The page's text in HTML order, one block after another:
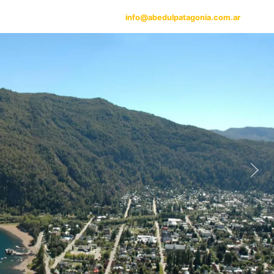
info@abedulpatagonia.com.ar